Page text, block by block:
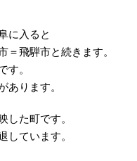
に入ると
＝飛騨市と続きます。
す。
あります。
した町です。
しています。